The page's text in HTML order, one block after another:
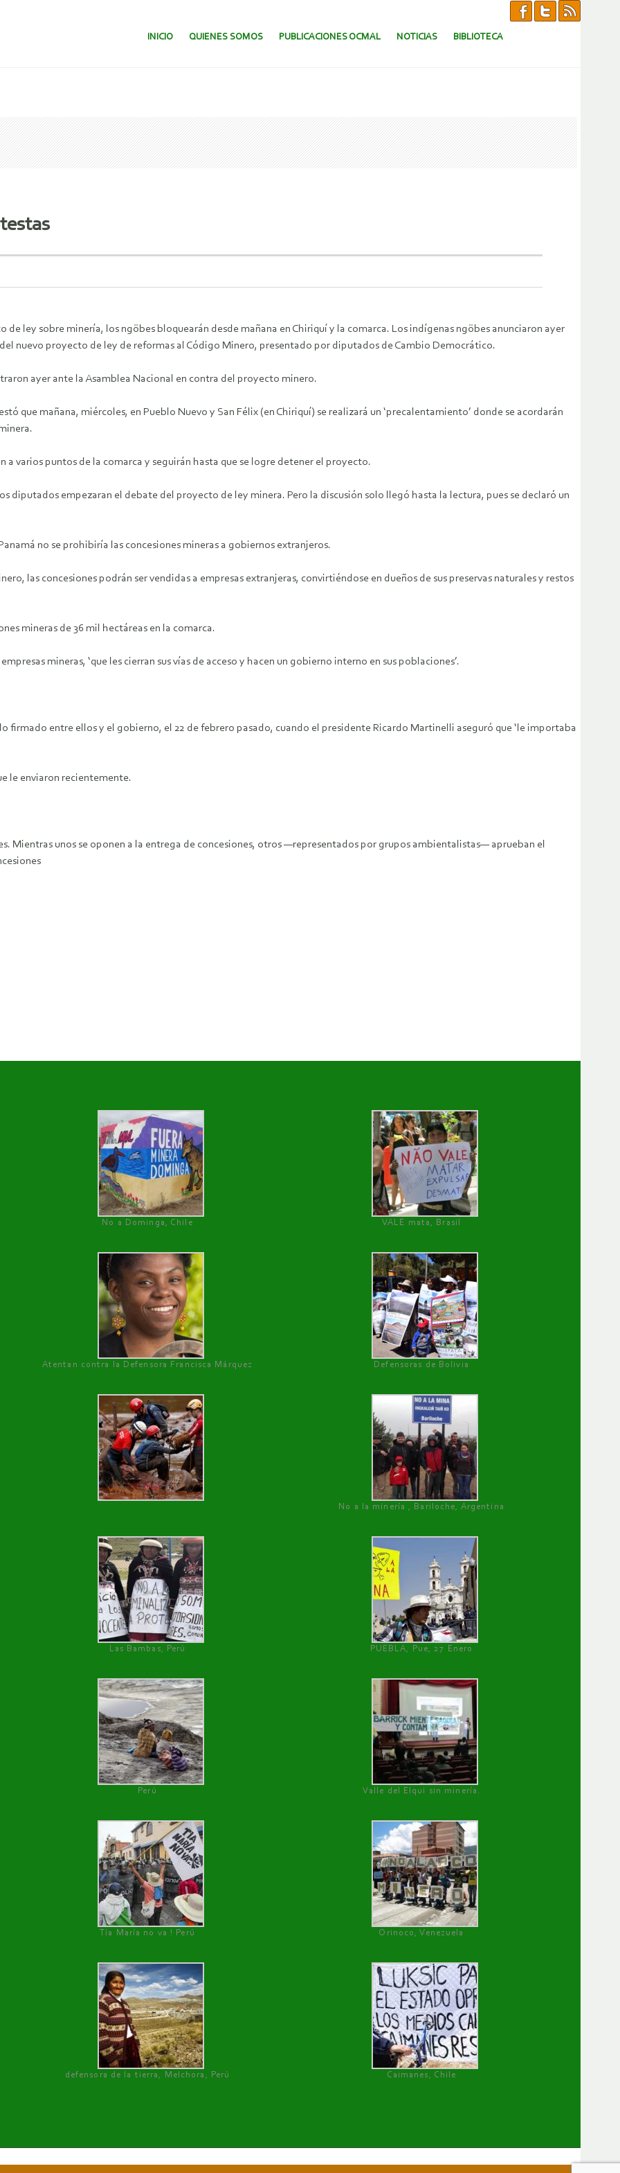
SALTAR AL CONTENIDO.
INICIO QUIENES SOMOS PUBLICACIONES OCMAL NOTICIAS BIBLIOTECA
de ley sobre minería, los ngöbes bloquearán desde mañana en Chiriquí y la comarca. Los indígenas ngöbes anunciaron ayer
nuevo proyecto de ley de reformas al Código Minero, presentado por diputados de Cambio Democrático.
ayer ante la Asamblea Nacional en contra del proyecto minero.
que mañana, miércoles, en Pueblo Nuevo y San Félix (en Chiriquí) se realizará un ‘precalentamiento’ donde se acordarán
a varios puntos de la comarca y seguirán hasta que se logre detener el proyecto.
diputados empezaran el debate del proyecto de ley minera. Pero la discusión solo llegó hasta la lectura, pues se declaró un
no se prohibiría las concesiones mineras a gobiernos extranjeros.
las concesiones podrán ser vendidas a empresas extranjeras, convirtiéndose en dueños de sus preservas naturales y restos
mineras de 36 mil hectáreas en la comarca.
mineras, ‘que les cierran sus vías de acceso y hacen un gobierno interno en sus poblaciones’.
firmado entre ellos y el gobierno, el 22 de febrero pasado, cuando el presidente Ricardo Martinelli aseguró que ‘le importaba
le enviaron recientemente.
Mientras unos se oponen a la entrega de concesiones, otros —representados por grupos ambientalistas— aprueban el
No a Dominga, Chile
VALE mata, Brasil
Atentan contra la Defensora Francisca Márquez Defensoras de Bolivia
No a la minería , Bariloche, Argentina
Las Bambas, Perú PUEBLA, Pue, 27 Enero
Perú Valle del Elqui sin minería.
Tía María no va ! Perú Orinoco, Venezuela
defensora de la tierra, Melchora, Perú Caimanes, Chile